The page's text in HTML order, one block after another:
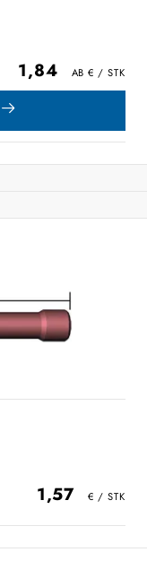
1,84
1,57